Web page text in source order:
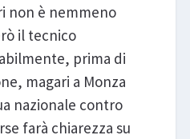
non è nemmeno
il tecnico
prima di
magari a Monza
nazionale contro
farà chiarezza su